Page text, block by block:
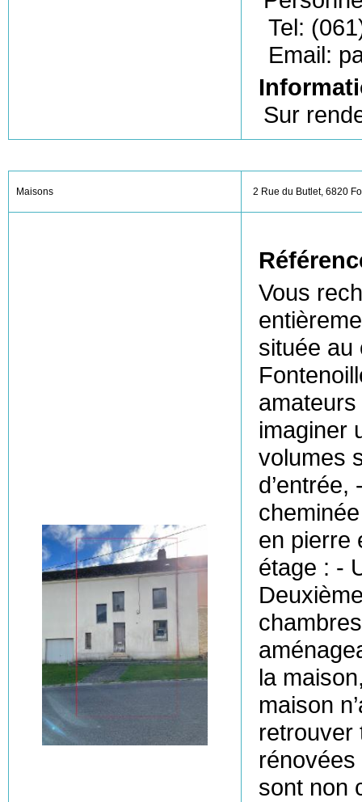
Tel:
Email:
Sur
Maisons 2 Rue du Butlet, 6820
Vous
située
imaginer
volumes
en pierre
étage : -
la
maison
retrouver
rénovées
sont non